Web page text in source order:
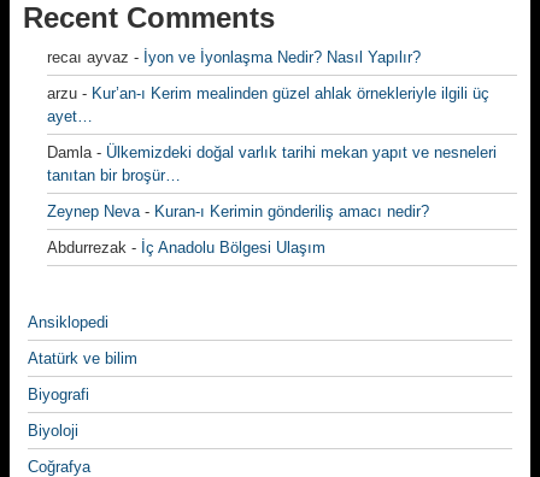
Recent Comments
recaı ayvaz - İyon ve İyonlaşma Nedir? Nasıl Yapılır?
arzu - Kur’an-ı Kerim mealinden güzel ahlak örnekleriyle ilgili üç
ayet…
Damla- Ülkemizdeki doğal varlık tarihi mekan yapıt ve nesneleri
tanıtan bir broşür…
Zeynep Neva- Kuran-ı Kerimin gönderiliş amacı nedir?
Abdurrezak - İç Anadolu Bölgesi Ulaşım
Ansiklopedi
Atatürk ve bilim
Biyografi
Biyoloji
Coğrafya